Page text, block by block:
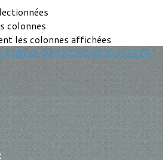
colonnes
les colonnes affichées